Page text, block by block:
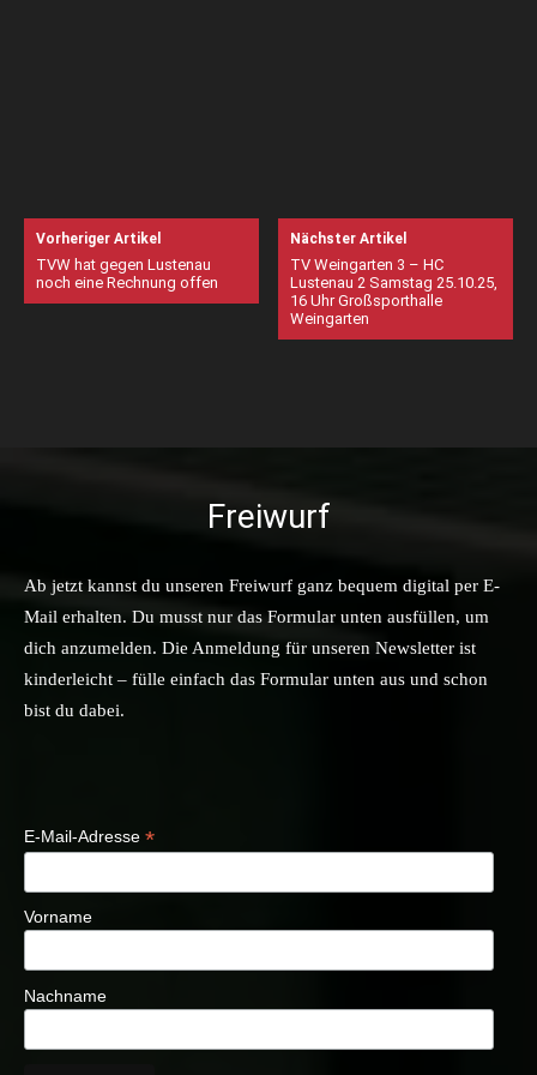
Vorheriger Artikel
TVW hat gegen Lustenau
noch eine Rechnung offen
Nächster Artikel
TV Weingarten 3 – HC
Lustenau 2 Samstag 25.10.25,
16 Uhr Großsporthalle
Weingarten
Freiwurf
Ab jetzt kannst du unseren Freiwurf ganz bequem digital per E-
Mail erhalten. Du musst nur das Formular unten ausfüllen, um
dich anzumelden. Die Anmeldung für unseren Newsletter ist
kinderleicht – fülle einfach das Formular unten aus und schon
bist du dabei.
E-Mail-Adresse *
Vorname
Nachname